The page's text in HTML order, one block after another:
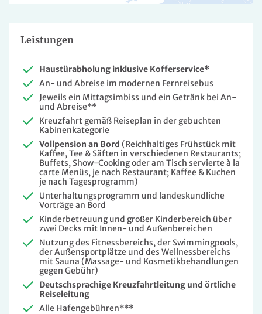
Leistungen
Haustürabholung inklusive Kofferservice*
An- und Abreise im modernen Fernreisebus
Jeweils ein Mittagsimbiss und ein Getränk bei An-
und Abreise**
Kreuzfahrt gemäß Reiseplan in der gebuchten
Kabinenkategorie
Vollpension an Bord (Reichhaltiges Frühstück mit
Kaffee, Tee & Säften in verschiedenen Restaurants;
Buffets, Show-Cooking oder am Tisch servierte à la
carte Menüs, je nach Restaurant; Kaffee & Kuchen
je nach Tagesprogramm)
Unterhaltungsprogramm und landeskundliche
Vorträge an Bord
Kinderbetreuung und großer Kinderbereich über
zwei Decks mit Innen- und Außenbereichen
Nutzung des Fitnessbereichs, der Swimmingpools,
der Außensportplätze und des Wellnessbereichs
mit Sauna (Massage- und Kosmetikbehandlungen
gegen Gebühr)
Deutschsprachige Kreuzfahrtleitung und örtliche
Reiseleitung
Alle Hafengebühren***